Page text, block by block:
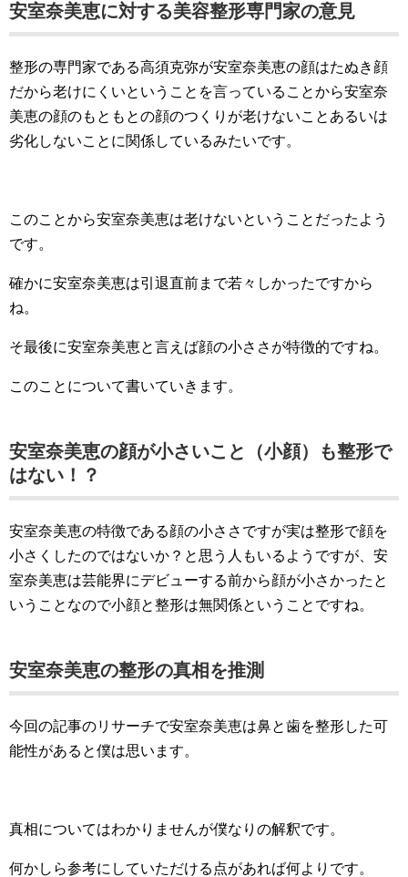
安室奈美恵に対する美容整形専門家の意見
整形の専門家である高須克弥が安室奈美恵の顔はたぬき顔
だから老けにくいということを言っていることから安室奈
美恵の顔のもともとの顔のつくりが老けないことあるいは
劣化しないことに関係しているみたいです。
このことから安室奈美恵は老けないということだったよう
です。
確かに安室奈美恵は引退直前まで若々しかったですから
ね。
そ最後に安室奈美恵と言えば顔の小ささが特徴的ですね。
このことについて書いていきます。
安室奈美恵の顔が小さいこと（小顔）も整形で
はない！？
安室奈美恵の特徴である顔の小ささですが実は整形で顔を
小さくしたのではないか？と思う人もいるようですが、安
室奈美恵は芸能界にデビューする前から顔が小さかったと
いうことなので小顔と整形は無関係ということですね。
安室奈美恵の整形の真相を推測
今回の記事のリサーチで安室奈美恵は鼻と歯を整形した可
能性があると僕は思います。
真相についてはわかりませんが僕なりの解釈です。
何かしら参考にしていただける点があれば何よりです。